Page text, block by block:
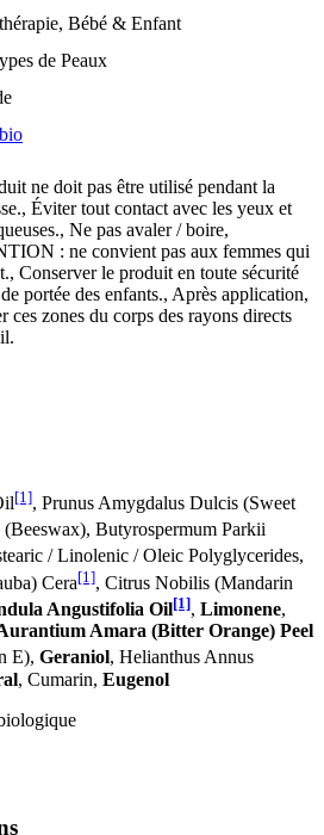
Bébé & Enfant
de Peaux
ne doit pas être utilisé pendant la
Éviter tout contact avec les yeux et
Ne pas avaler / boire,
: ne convient pas aux femmes qui
Conserver le produit en toute sécurité
portée des enfants., Après application,
ces zones du corps des rayons directs
[1], Prunus Amygdalus Dulcis (Sweet
(Beeswax), Butyrospermum Parkii
/ Linolenic / Oleic Polyglycerides,
Cera[1], Citrus Nobilis (Mandarin
Angustifolia Oil[1], Limonene,
Amara (Bitter Orange) Peel
E), Geraniol, Helianthus Annus
, Cumarin, Eugenol